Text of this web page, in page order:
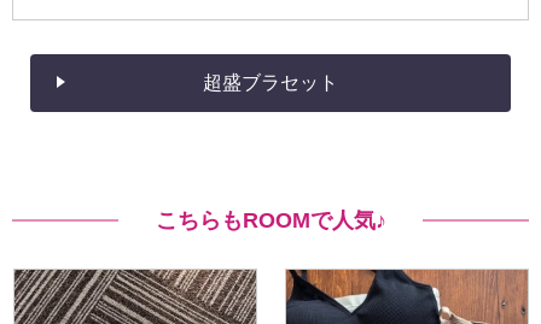
超盛ブラセット
こちらもROOMで人気♪